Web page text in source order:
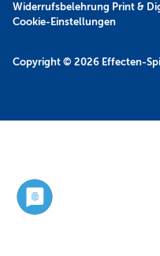
Copyright © 2026 Effecten-
Widerrufsbelehrung Print &
Cookie-Einstellungen